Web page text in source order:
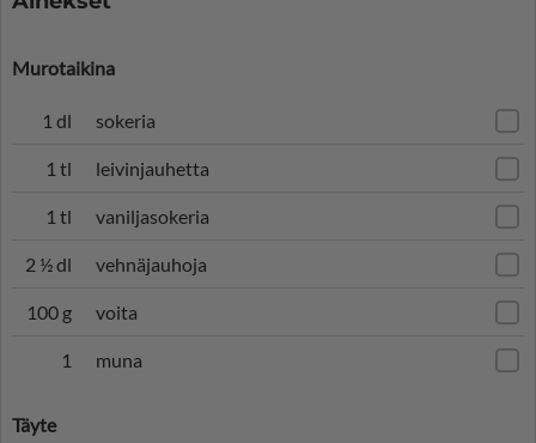
Murotaikina
1 dl sokeria
1 tl leivinjauhetta
1 tl vaniljasokeria
2 ½ dl vehnäjauhoja
100 g voita
1 muna
Täyte